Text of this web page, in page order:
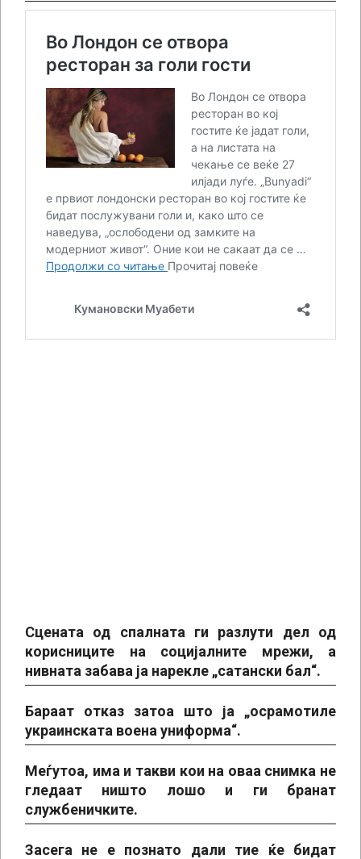
Сцената од спалната ги разлути дел од
корисниците на социјалните мрежи, а
нивната забава ја нарекле „сатански бал“.
Бараат отказ затоа што ја „осрамотиле
украинската воена униформа“.
Меѓутоа, има и такви кои на оваа снимка не
гледаат ништо лошо и ги бранат
службеничките.
Засега не е познато дали тие ќе бидат